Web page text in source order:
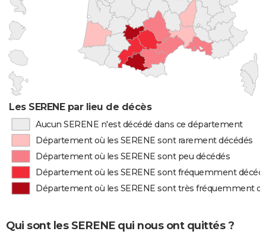
Les SERENE par lieu de décès
Aucun SERENE n'est décédé dans ce département
Département où les SERENE sont rarement décédés
Département où les SERENE sont peu décédés
Département où les SERENE sont fréquemment
Département où les SERENE sont très fréquemment
Qui sont les SERENE qui nous ont quittés ?